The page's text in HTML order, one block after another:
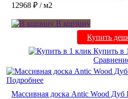
12968 ₽ / м2
В корзину
Купить
Купить в
Подробнее
Массивная доска Antic Wood Дуб